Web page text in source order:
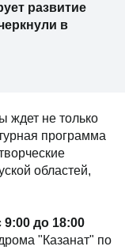
развитие
в
ждет не только
программа
областей,
9:00 до 18:00
"Казанат" по